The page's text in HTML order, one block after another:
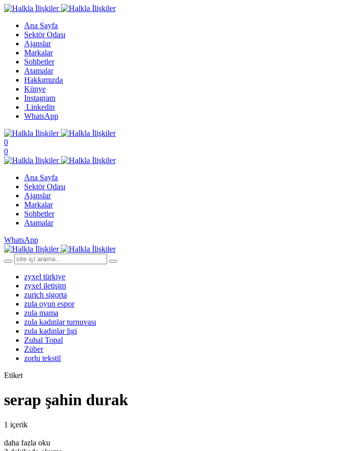
Ana Sayfa
Sektör Odası
Ajanslar
Markalar
Sohbetler
Atamalar
Hakkımızda
Künye
Instagram
Linkedin
WhatsApp
0
0
Ana Sayfa
Sektör Odası
Ajanslar
Markalar
Sohbetler
Atamalar
WhatsApp
zyxel türkiye
zyxel iletişim
zurich sigorta
zula oyun espor
zula mama
zula kadınlar turnuvası
zula kadınlar ligi
Zuhal Topal
Züber
zorlu tekstil
Etiket
serap şahin durak
1 içerik
daha fazla oku